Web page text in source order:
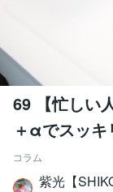
69 【忙しい
＋αでスッキ
コラム
紫光【